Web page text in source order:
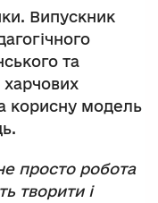
Випускник
та
харчових
корисну модель
просто робота
творити і